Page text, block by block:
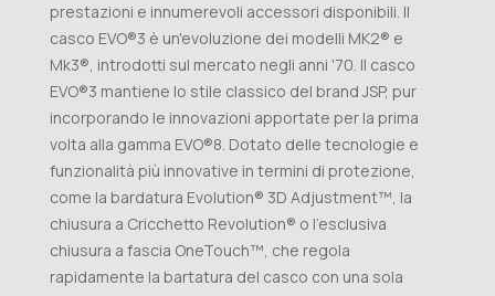
prestazioni e innumerevoli accessori disponibili. Il
casco EVO®3 è un'evoluzione dei modelli MK2® e
Mk3®, introdotti sul mercato negli anni '70. Il casco
EVO®3 mantiene lo stile classico del brand JSP, pur
incorporando le innovazioni apportate per la prima
volta alla gamma EVO®8. Dotato delle tecnologie e
funzionalità più innovative in termini di protezione,
come la bardatura Evolution® 3D Adjustment™, la
chiusura a Cricchetto Revolution® o l'esclusiva
chiusura a fascia OneTouch™, che regola
rapidamente la bartatura del casco con una sola